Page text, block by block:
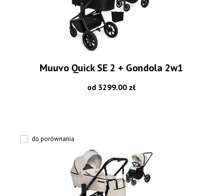
Muuvo Quick SE 2 + Gondola 2w1
od 3299.00 zł
do porównania